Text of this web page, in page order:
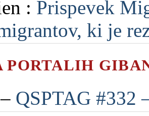
: Prispevek
ki je
PORTALIH
QSPTAG